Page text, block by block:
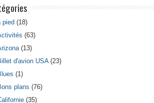
pied (18)
(63)
(13)
d'avion USA(23)
(1)
plans (76)
(35)